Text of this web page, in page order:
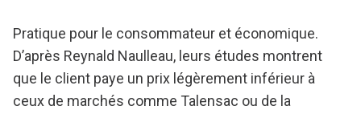
Pratique pour le consommateur et économique.
D’après Reynald Naulleau, leurs études montrent
que le client paye un prix légèrement inférieur à
ceux de marchés comme Talensac ou de la